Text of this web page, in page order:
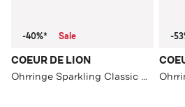
-40%* Sale
COEUR DE LION
Ohrringe Sparkling Classic Pastel multicolorpastell2
-